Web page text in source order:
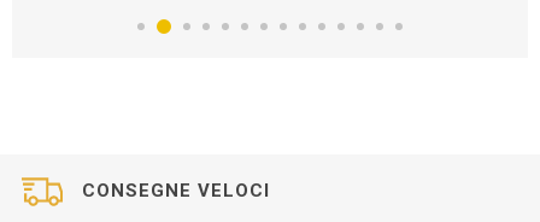
CONSEGNE VELOCI